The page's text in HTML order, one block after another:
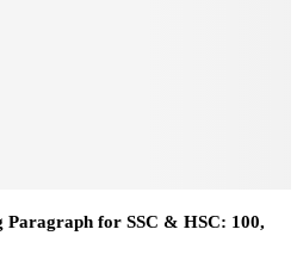
for SSC & HSC: 100,